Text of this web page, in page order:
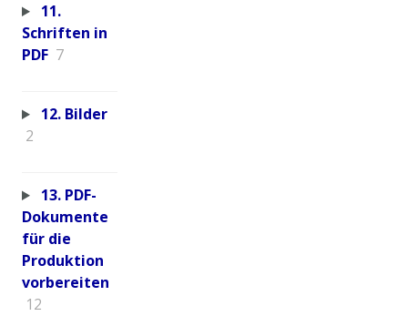
11.
Schriften in
PDF 7
12. Bilder
2
13. PDF-
Dokumente
für die
Produktion
vorbereiten
12